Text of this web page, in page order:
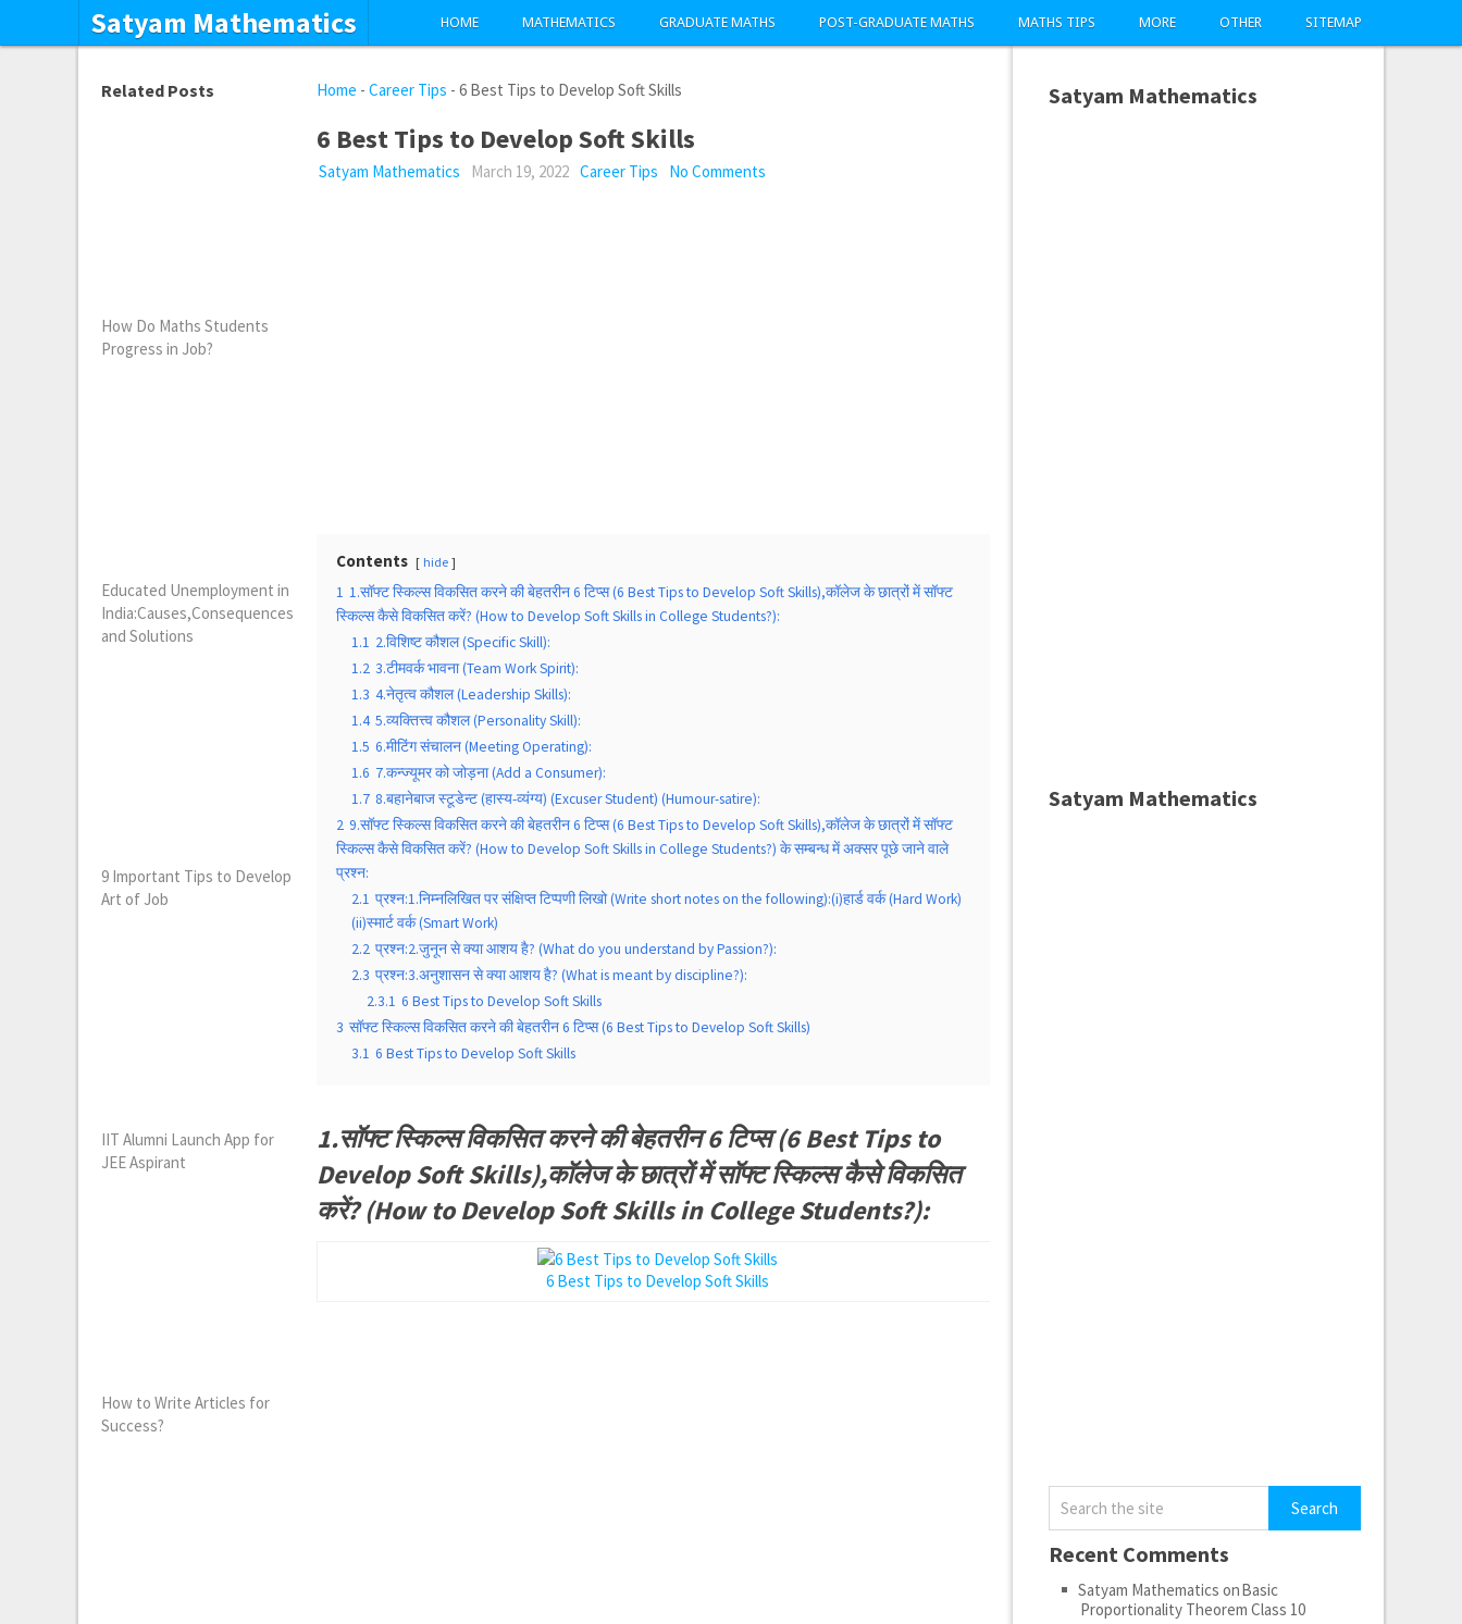
Satyam Mathematics HOME MATHEMATICS GRADUATE MATHS POST-GRADUATE MATHS MATHS TIPS MORE OTHER SITEMAP
Home -Career Tips -6 Best Tips to Develop Soft Skills
6 Best Tips to Develop Soft Skills
Satyam Mathematics March 19, 2022 Career Tips No Comments
Contents hide
1 1.सॉफ्ट स्किल्स विकसित करने की बेहतरीन 6 टिप्स (6 Best Tips to Develop Soft Skills),काॅलेज के छात्रों में साॅफ्ट
स्किल्स कैसे विकसित करें? (How to Develop Soft Skills in College Students?):
1.1 2.विशिष्ट कौशल (Specific Skill):
1.2 3.टीमवर्क भावना (Team Work Spirit):
1.3 4.नेतृत्व कौशल (Leadership Skills):
1.4 5.व्यक्तित्त्व कौशल (Personality Skill):
1.5 6.मीटिंग संचालन (Meeting Operating):
1.6 7.कन्ज्यूमर को जोड़ना (Add a Consumer):
1.7 8.बहानेबाज स्टूडेन्ट (हास्य-व्यंग्य) (Excuser Student) (Humour-satire):
2 9.सॉफ्ट स्किल्स विकसित करने की बेहतरीन 6 टिप्स (6 Best Tips to Develop Soft Skills),काॅलेज के छात्रों में साॅफ्ट
स्किल्स कैसे विकसित करें? (How to Develop Soft Skills in College Students?) के सम्बन्ध में अक्सर पूछे जाने वाले
प्रश्न:
2.1 प्रश्न:1.निम्नलिखित पर संक्षिप्त टिप्पणी लिखो (Write short notes on the following):(i)हार्ड वर्क (Hard Work)
(ii)स्मार्ट वर्क (Smart Work)
2.2 प्रश्न:2.जुनून से क्या आशय है? (What do you understand by Passion?):
2.3 प्रश्न:3.अनुशासन से क्या आशय है? (What is meant by discipline?):
2.3.1 6 Best Tips to Develop Soft Skills
3 सॉफ्ट स्किल्स विकसित करने की बेहतरीन 6 टिप्स (6 Best Tips to Develop Soft Skills)
3.1 6 Best Tips to Develop Soft Skills
1.सॉफ्ट स्किल्स विकसित करने की बेहतरीन 6 टिप्स (6 Best Tips to
Develop Soft Skills),काॅलेज के छात्रों में साॅफ्ट स्किल्स कैसे विकसित
करें? (How to Develop Soft Skills in College Students?):
6 Best Tips to Develop Soft Skills
Related Posts
How Do Maths Students
Progress in Job?
Educated Unemployment in
India:Causes,Consequences
and Solutions
9 Important Tips to Develop
Art of Job
IIT Alumni Launch App for
JEE Aspirant
How to Write Articles for
Success?
Satyam Mathematics
Satyam Mathematics
Recent Comments
Satyam Mathematics onBasic
Proportionality Theorem Class 10